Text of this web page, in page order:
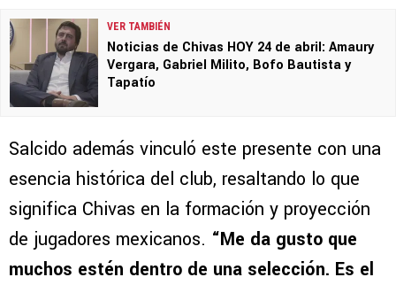
VER TAMBIÉN
Noticias de Chivas HOY 24 de abril: Amaury
Vergara, Gabriel Milito, Bofo Bautista y
Tapatío
Salcido además vinculó este presente con una
esencia histórica del club, resaltando lo que
significa Chivas en la formación y proyección
de jugadores mexicanos. “Me da gusto que
muchos estén dentro de una selección. Es el